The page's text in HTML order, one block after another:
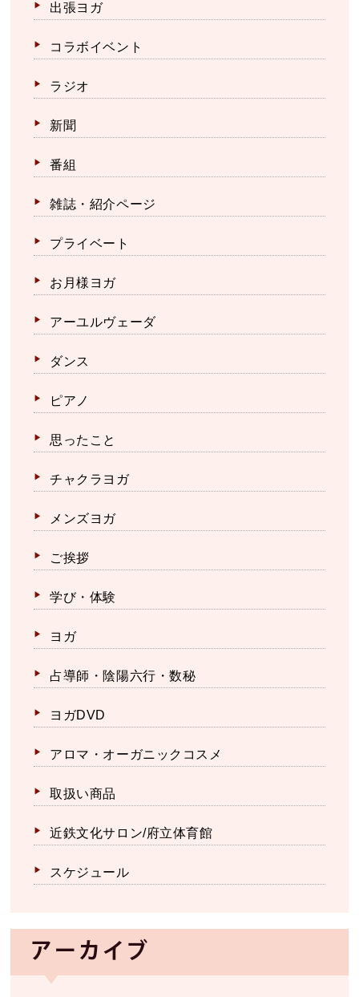
出張ヨガ
コラボイベント
ラジオ
新聞
番組
雑誌・紹介ページ
プライベート
お月様ヨガ
アーユルヴェーダ
ダンス
ピアノ
思ったこと
チャクラヨガ
メンズヨガ
ご挨拶
学び・体験
ヨガ
占導師・陰陽六行・数秘
ヨガDVD
アロマ・オーガニックコスメ
取扱い商品
近鉄文化サロン/府立体育館
スケジュール
アーカイブ